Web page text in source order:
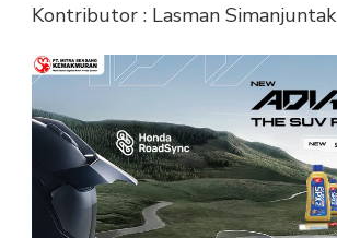
Kontributor : Lasman Simanjuntak